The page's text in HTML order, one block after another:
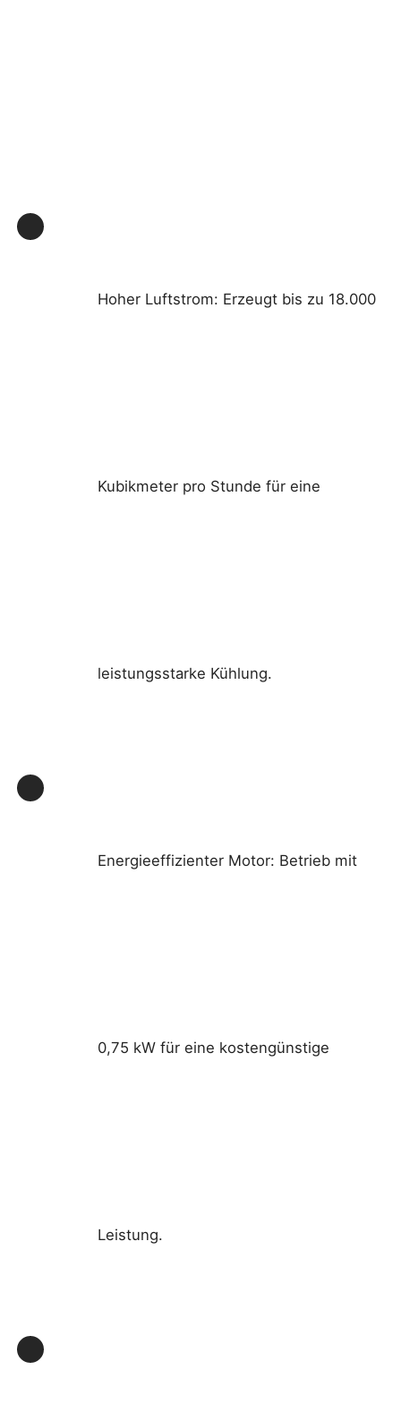
Qualitätskontrolle
Explosionssichere Beleuchtung
Hoher Luftstrom: Erzeugt bis zu 18.000
Kubikmeter pro Stunde für eine
leistungsstarke Kühlung.
Energieeffizienter Motor: Betrieb mit
0,75 kW für eine kostengünstige
Leistung.